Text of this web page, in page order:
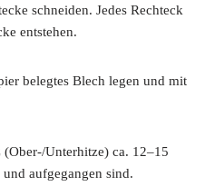
schneiden. Jedes Rechteck
entstehen.
belegtes Blech legen und mit
Unterhitze) ca. 12–15
aufgegangen sind.